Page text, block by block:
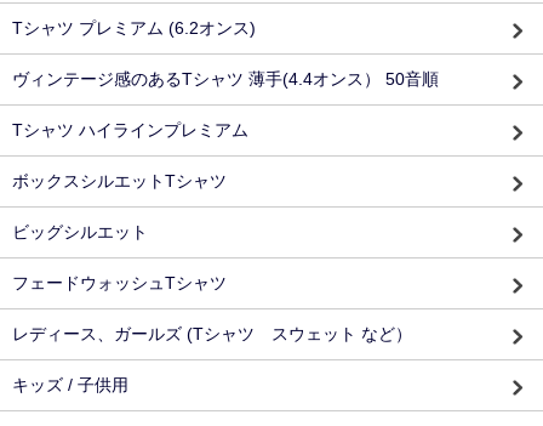
Tシャツ プレミアム (6.2オンス)
ヴィンテージ感のあるTシャツ 薄手(4.4オンス） 50音順
Tシャツ ハイラインプレミアム
ボックスシルエットTシャツ
ビッグシルエット
フェードウォッシュTシャツ
レディース、ガールズ (Tシャツ スウェット など）
キッズ / 子供用